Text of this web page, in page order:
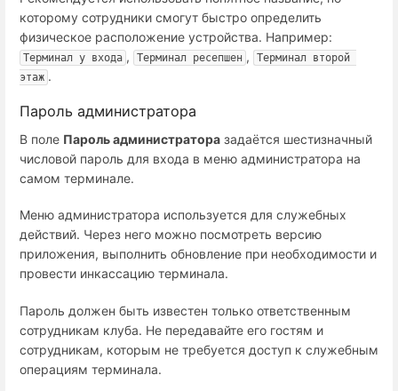
которому сотрудники смогут быстро определить
физическое расположение устройства. Например:
Терминал у входа , Терминал ресепшен ,
Терминал второй
этаж .
Пароль администратора
В поле Пароль администратора задаётся шестизначный
числовой пароль для входа в меню администратора на
самом терминале.
Меню администратора используется для служебных
действий. Через него можно посмотреть версию
приложения, выполнить обновление при необходимости и
провести инкассацию терминала.
Пароль должен быть известен только ответственным
сотрудникам клуба. Не передавайте его гостям и
сотрудникам, которым не требуется доступ к служебным
операциям терминала.